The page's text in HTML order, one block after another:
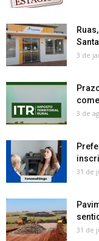
3 de
3 de
31 de
31 de